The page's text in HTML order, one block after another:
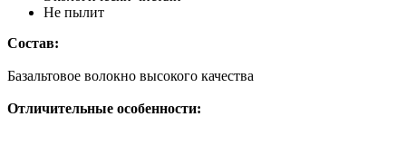
Не пылит
Состав:
Базальтовое волокно высокого качества
Отличительные особенности: